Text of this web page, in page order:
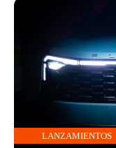
LANZAMIENTOS